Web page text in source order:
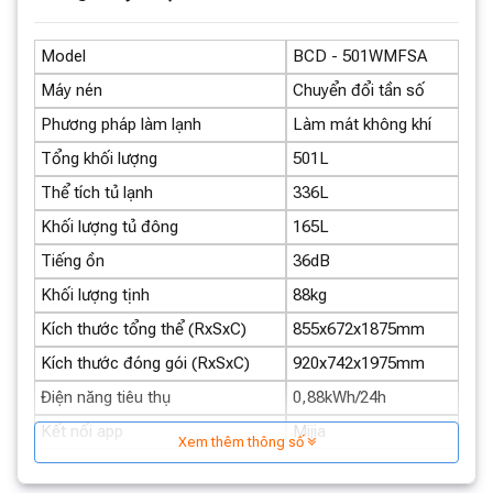
Xiaomi Mijia 501L
Thiết kế hiện đại, tối ưu không gian:Với kiểu dáng
sang trọng và chiều rộng siêu mỏng 65cm, tủ lạnh
Xiaomi Mijia 501L dễ dàng phù hợp với mọi không gian
bếp, kể cả những khu vực nhỏ hẹp. Chất liệu đá phiến
kim loại lông vũ màu đen tạo điểm nhấn tinh tế, nâng
tầm thẩm mỹ cho ngôi nhà của bạn.
Model
BCD - 501WMFSA
Máy nén
Chuyển đổi tần số
Phương pháp làm lạnh
Làm mát không khí
Tổng khối lượng
501L
Thể tích tủ lạnh
336L
Khối lượng tủ đông
165L
Tiếng ồn
36dB
Khối lượng tịnh
88kg
Kích thước tổng thể (RxSxC)
855x672x1875mm
Kích thước đóng gói (RxSxC)
920x742x1975mm
Điện năng tiêu thụ
0,88kWh/24h
Kết nối app
Mijia
Xem thêm thông số